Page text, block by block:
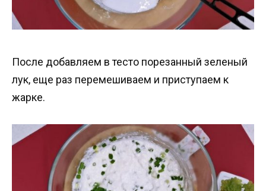
После добавляем в тесто порезанный зеленый
лук, еще раз перемешиваем и приступаем к
жарке.